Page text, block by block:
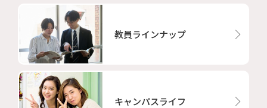
教員ラインナップ
キャンパスライフ